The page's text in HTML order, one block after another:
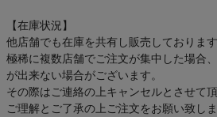
【在庫状況】
他店舗でも在庫を共有し販売しております
極稀に複数店舗でご注文が集中した場合
が出来ない場合がございます。
その際はご連絡の上キャンセルとさせて
ご理解とご了承の上ご注文をお願い致しま